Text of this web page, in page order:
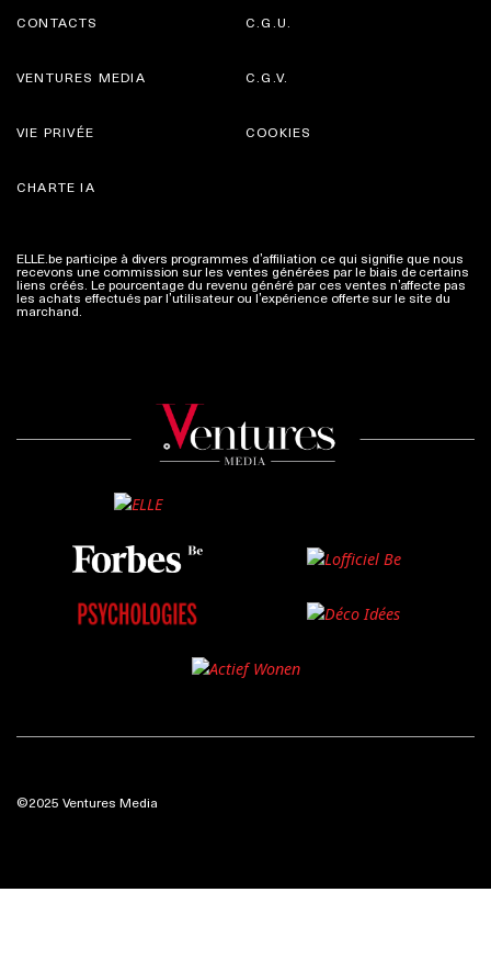
CONTACTS
VENTURES MEDIA
C.G.U.
C.G.V.
VIE PRIVÉE
CHARTE IA
COOKIES
ELLE.be participe à divers programmes d’affiliation ce qui signifie que nous
recevons une commission sur les ventes générées par le biais de certains
liens créés. Le pourcentage du revenu généré par ces ventes n’affecte pas
les achats effectués par l’utilisateur ou l’expérience offerte sur le site du
marchand. Plus d'infos
©2025 Ventures Media